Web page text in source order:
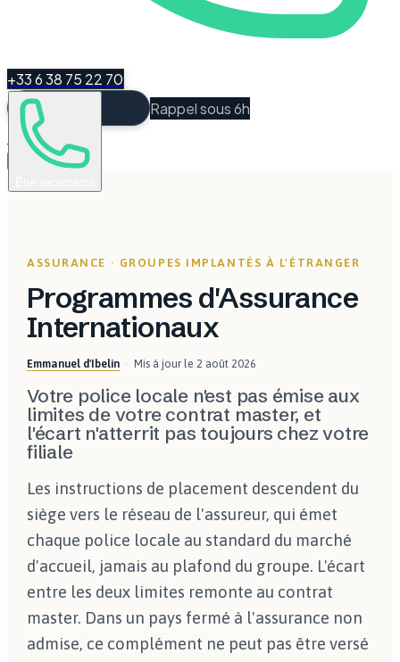
+33 6 38 75 22 70
Rappel sous 6h
Espace Client
ASSURANCE · GROUPES IMPLANTÉS À L'ÉTRANGER
Programmes d'Assurance
Internationaux
Emmanuel d'Ibelin Mis à jour le 2 août 2026
Votre police locale n'est pas émise aux
limites de votre contrat master, et
l'écart n'atterrit pas toujours chez votre
filiale
Les instructions de placement descendent du
siège vers le réseau de l'assureur, qui émet
chaque police locale au standard du marché
d'accueil, jamais au plafond du groupe. L'écart
entre les deux limites remonte au contrat
master. Dans un pays fermé à l'assurance non
admise, ce complément ne peut pas être versé